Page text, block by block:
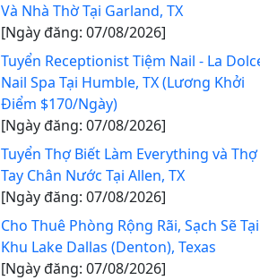
Và Nhà Thờ Tại Garland, TX
[Ngày đăng: 07/08/2026]
Tuyển Receptionist Tiệm Nail - La
Nail Spa Tại Humble, TX (Lương Khởi
Điểm $170/Ngày)
[Ngày đăng: 07/08/2026]
Tuyển Thợ Biết Làm Everything và Thợ
Tay Chân Nước Tại Allen, TX
[Ngày đăng: 07/08/2026]
Cho Thuê Phòng Rộng Rãi, Sạch Sẽ Tại
Khu Lake Dallas (Denton), Texas
[Ngày đăng: 07/08/2026]